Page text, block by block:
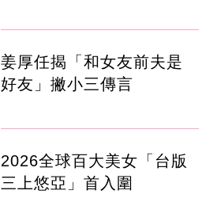
姜厚任揭「和女友前夫是
好友」撇小三傳言
2026全球百大美女「台版
三上悠亞」首入圍